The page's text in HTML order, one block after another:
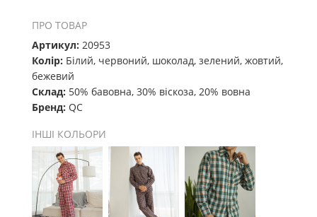
ПРО ТОВАР
Артикул: 20953
Колір: Білий, червоний, шоколад, зелений, жовтий,
бежевий
Склад: 50% бавовна, 30% віскоза, 20% вовна
Бренд: QC
ІНШІ КОЛЬОРИ